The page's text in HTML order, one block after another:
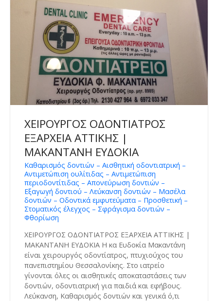
ΧΕΙΡΟΥΡΓΟΣ ΟΔΟΝΤΙΑΤΡΟΣ
ΕΞΑΡΧΕΙΑ ΑΤΤΙΚΗΣ |
ΜΑΚΑΝΤΑΝΗ ΕΥΔΟΚΙΑ
Καθαρισμός δοντιών – Αισθητική οδοντιατρική –
Αντιμετώπιση ουλίτιδας – Αντιμετώπιση
περιοδοντίτιδας – Απονεύρωση δοντιών –
Εξαγωγή δοντιού – Λεύκανση δοντιών – Μασέλα
δοντιών – Οδοντικά εμφυτεύματα – Προσθετική –
Στοματικός έλεγχος – Σφράγισμα δοντιών –
Φθορίωση
ΧΕΙΡΟΥΡΓΟΣ ΟΔΟΝΤΙΑΤΡΟΣ ΕΞΑΡΧΕΙΑ ΑΤΤΙΚΗΣ |
ΜΑΚΑΝΤΑΝΗ ΕΥΔΟΚΙΑ Η κα Ευδοκία Μακαντάνη
είναι χειρουργός οδοντίατρος, πτυχιούχος του
πανεπιστημίου Θεσσαλονίκης. Στο ιατρείο
γίνονται όλες οι αισθητικές αποκαταστάσεις των
δοντιών, οδοντιατρική για παιδιά και εφήβους.
Λεύκανση, Καθαρισμός δοντιών και γενικά ό,τι